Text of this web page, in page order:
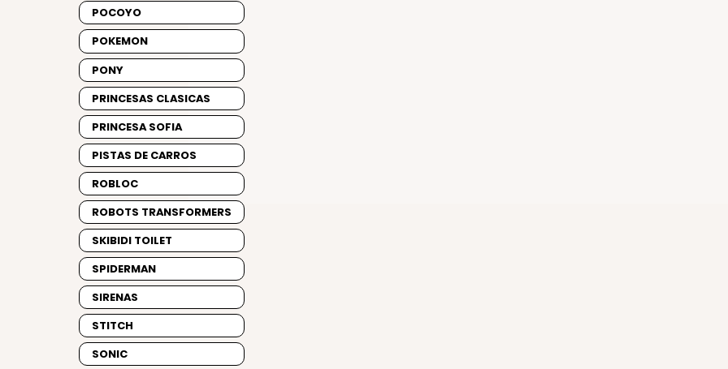
POCOYO
POKEMON
PONY
PRINCESAS CLASICAS
PRINCESA SOFIA
PISTAS DE CARROS
ROBLOC
ROBOTS TRANSFORMERS
SKIBIDI TOILET
SPIDERMAN
SIRENAS
STITCH
SONIC